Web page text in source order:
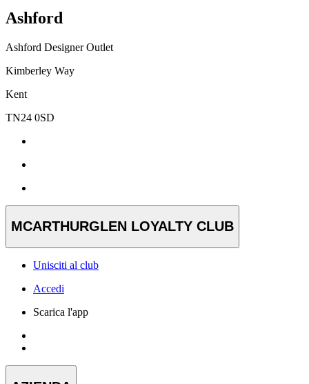
Ashford
Ashford Designer Outlet
Kimberley Way
Kent
TN24 0SD
MCARTHURGLEN LOYALTY CLUB
Unisciti al club
Accedi
Scarica l'app